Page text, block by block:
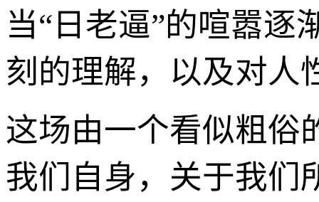
当“日老逼”的喧嚣逐
刻的理解，以及对人
这场由一个看似粗俗
我们自身，关于我们